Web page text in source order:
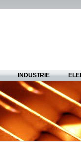
INDUSTRIE